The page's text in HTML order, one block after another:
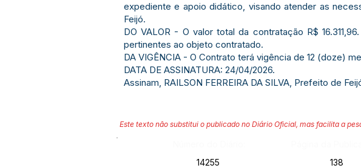
expediente e apoio didático, visando atender as
Feijó.
DO VALOR - O valor total da contratação R$
pertinentes ao objeto contratado.
DA VIGÊNCIA - O Contrato terá vigência de 12 (doze)
DATA DE ASSINATURA: 24/04/2026.
Assinam, RAILSON FERREIRA DA SILVA, Prefeito de
Este texto não substitui o publicado no Diário Oficial, mas facilita a
14255
138